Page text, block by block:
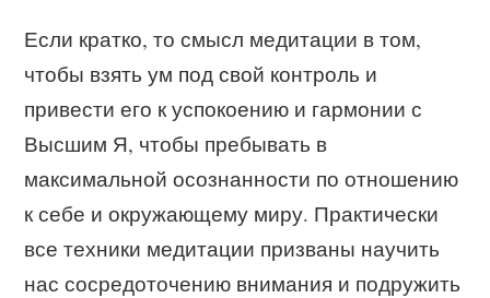
Если кратко, то смысл медитации в том,
чтобы взять ум под свой контроль и
привести его к успокоению и гармонии с
Высшим Я, чтобы пребывать в
максимальной осознанности по отношению
к себе и окружающему миру. Практически
все техники медитации призваны научить
нас сосредоточению внимания и подружить